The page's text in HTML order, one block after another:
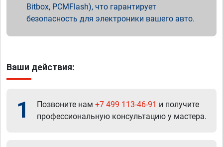
Bitbox, PCMFlash), что гарантирует
безопасность для электроники вашего авто.
Ваши действия:
1 Позвоните нам +7 499 113-46-91 и получите
профессиональную консультацию у мастера.